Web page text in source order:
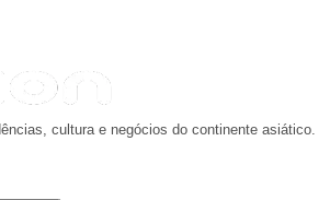
cultura e negócios do continente asiático.